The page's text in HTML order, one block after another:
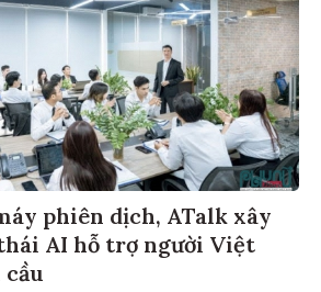
phiên dịch, ATalk xây
AI hỗ trợ người Việt